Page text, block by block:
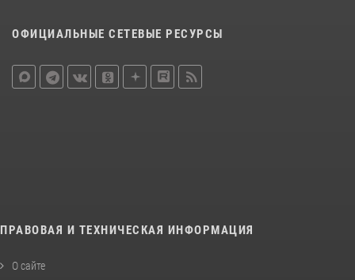
ОФИЦИАЛЬНЫЕ СЕТЕВЫЕ РЕСУРСЫ
ПРАВОВАЯ И ТЕХНИЧЕСКАЯ ИНФОРМАЦИЯ
О сайте